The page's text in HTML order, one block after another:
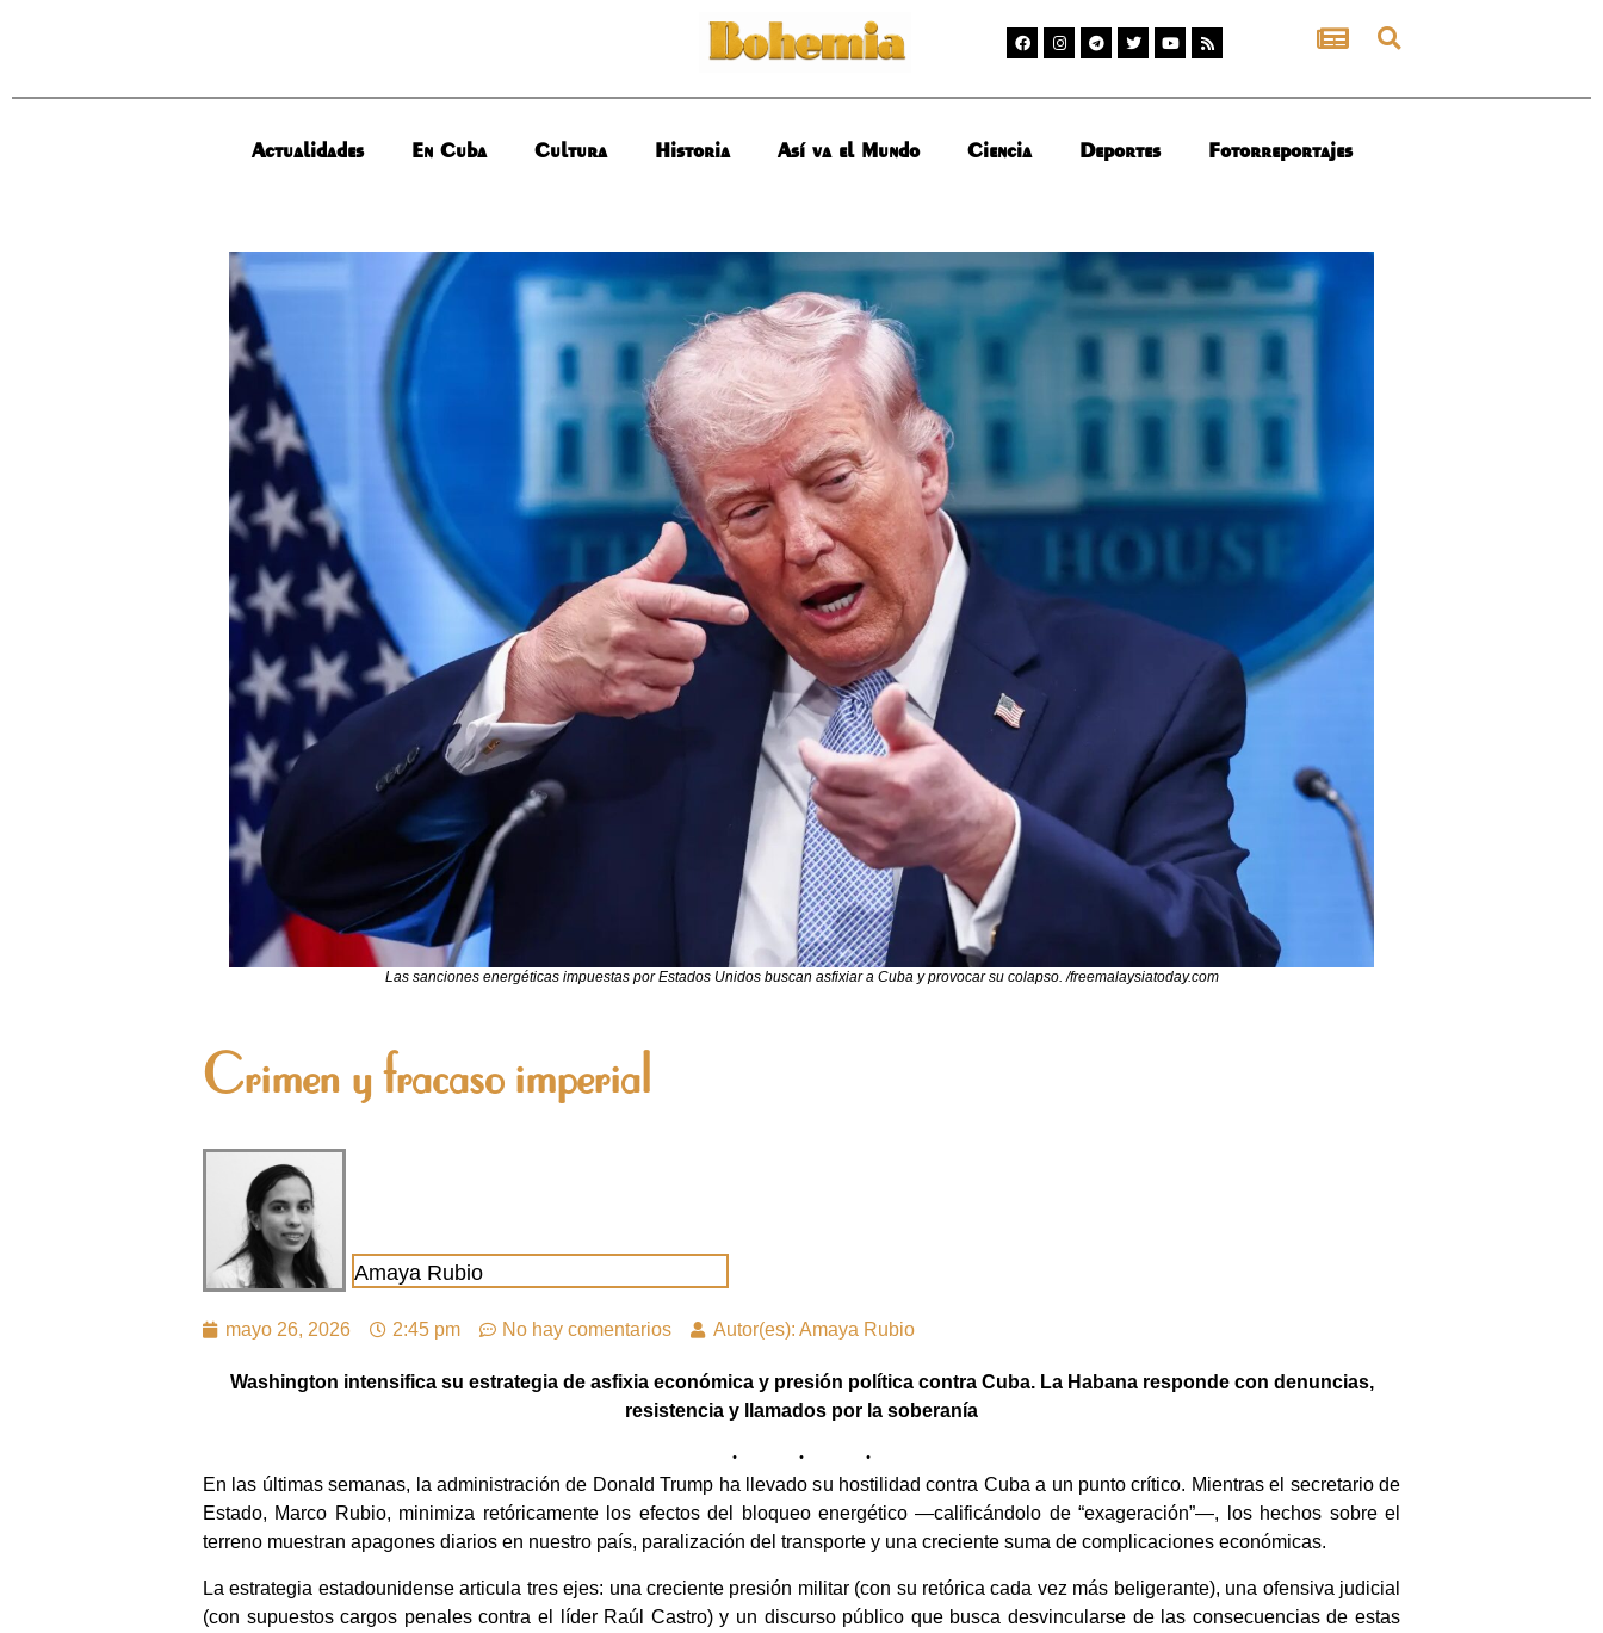
Actualidades En Cuba Cultura Historia Así va el Mundo Ciencia Deportes Fotorreportajes
Las sanciones energéticas impuestas por Estados Unidos buscan asfixiar a Cuba y provocar su colapso. /freemalaysiatoday.com
Crimen y fracaso imperial
Amaya Rubio
mayo 26, 2026 2:45 pm No hay comentarios Autor(es): Amaya Rubio
Washington intensifica su estrategia de asfixia económica y presión política contra Cuba. La Habana responde con denuncias,
resistencia y llamados por la soberanía
En las últimas semanas, la administración de Donald Trump ha llevado su hostilidad contra Cuba a un punto crítico. Mientras el secretario de
Estado, Marco Rubio, minimiza retóricamente los efectos del bloqueo energético —calificándolo de “exageración”—, los hechos sobre el
terreno muestran apagones diarios en nuestro país, paralización del transporte y una creciente suma de complicaciones económicas.
La estrategia estadounidense articula tres ejes: una creciente presión militar (con su retórica cada vez más beligerante), una ofensiva judicial
(con supuestos cargos penales contra el líder Raúl Castro) y un discurso público que busca desvincularse de las consecuencias de estas